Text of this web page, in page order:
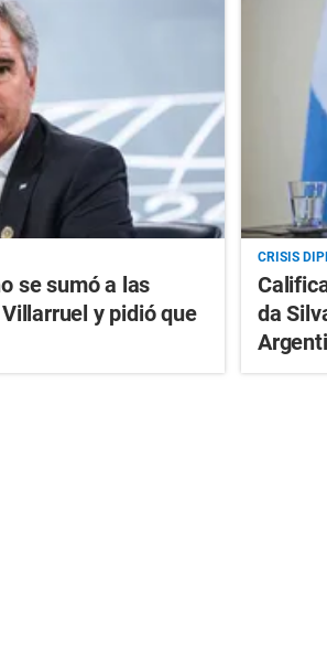
se sumó a las
y pidió que
CRISIS
da